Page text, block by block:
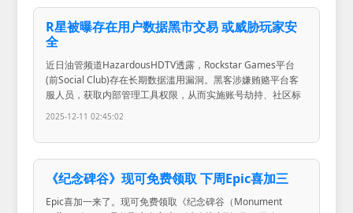
R星被曝存在用户数据黑市交易 或威胁玩家安
全
近日油管频道HazardousHDTV透露，Rockstar Games平台
(前Social Club)存在长期数据滥用漏洞。黑客涉嫌贿赂平台客
服人员，获取内部管理工具权限，从而实施账号劫持、社区标
2025-12-11 02:45:02
《纪念碑谷》现可免费领取 下周Epic喜加三
Epic喜加一来了。现可免费领取《纪念碑谷（Monument